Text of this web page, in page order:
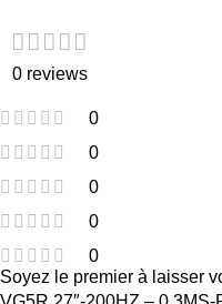
0 reviews
0
0
0
0
0
Soyez le premier à laisser